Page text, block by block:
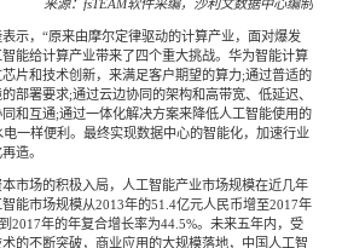
来源：fsTEAM软件采编，沙利文数据中心编制
示，“原来由摩尔定律驱动的计算产业，面对爆发
能给计算产业带来了四个重大挑战。华为智能计算
片和技术创新，来满足客户期望的算力;通过普适的
部署要求;通过云边协同的架构和高带宽、低延迟、
和互通;通过一体化解决方案来降低人工智能使用的
一样便利。最终实现数据中心的智能化，加速行业
造。
市场的积极入局，人工智能产业市场规模在近几年
能市场规模从2013年的51.4亿元人民币增至2017年
2017年的年复合增长率为44.5%。未来五年内，受
的不断突破，商业应用的大规模落地，中国人工智